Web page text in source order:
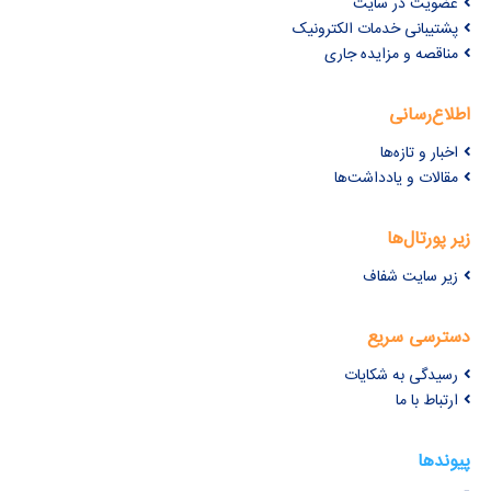
پشتیبانی خدمات الکترونیک
مناقصه و مزایده جاری
اطلاع‌رسانی
اخبار و تازه‌ها
مقالات و یادداشت‌ها
زیر پورتال‌ها
زیر سایت شفاف
دسترسی سریع
رسیدگی به شکایات
ارتباط با ما
پیوندها